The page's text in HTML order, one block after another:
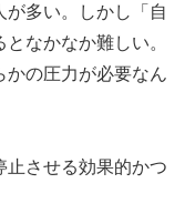
が多い。しかし「自
なかなか難しい。
かの圧力が必要なん
止させる効果的かつ